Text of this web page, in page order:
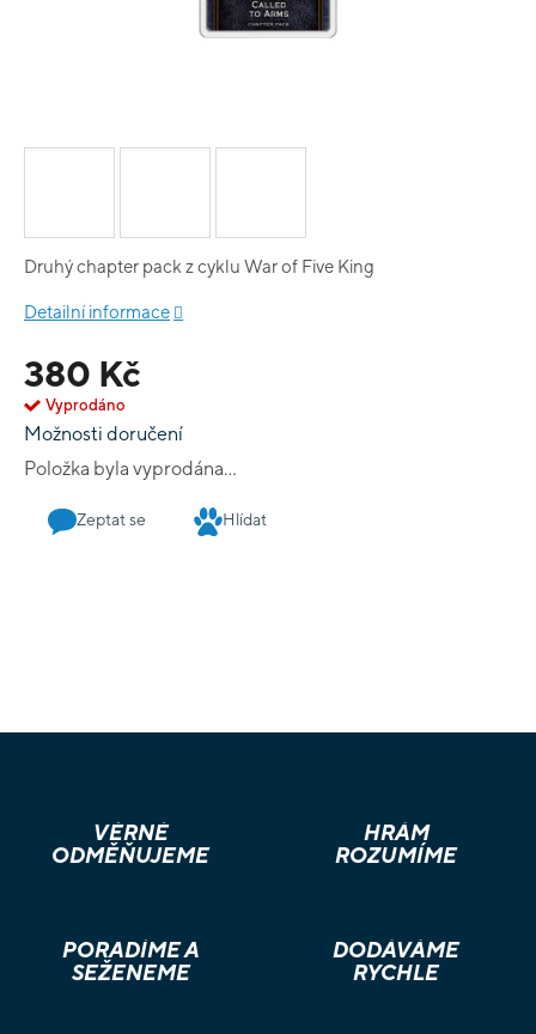
380 Kč
Vyprodáno
Možnosti doručení
Položka byla vyprodána…
Druhý chapter pack z cyklu War of Five King
Detailní informace
Zeptat se Hlídat
VĚRNÉ
ODMĚŇUJEME
HRÁM
ROZUMÍME
PORADÍME A
SEŽENEME
DODÁVÁME
RYCHLE